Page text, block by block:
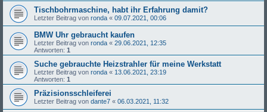
Tischbohrmaschine, habt ihr Erfahrung damit?
Letzter Beitrag von ronda « 09.07.2021, 00:06
BMW Uhr gebraucht kaufen
Letzter Beitrag von ronda « 29.06.2021, 12:35
Antworten: 1
Suche gebrauchte Heizstrahler für meine Werkstatt
Letzter Beitrag von ronda « 13.06.2021, 23:19
Antworten: 1
Präzisionsschleiferei
Letzter Beitrag von dante7 « 06.03.2021, 11:32